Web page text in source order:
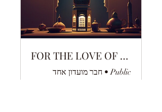
FOR THE LOVE OF NABIYY
Public
• חבר מועדון אחד